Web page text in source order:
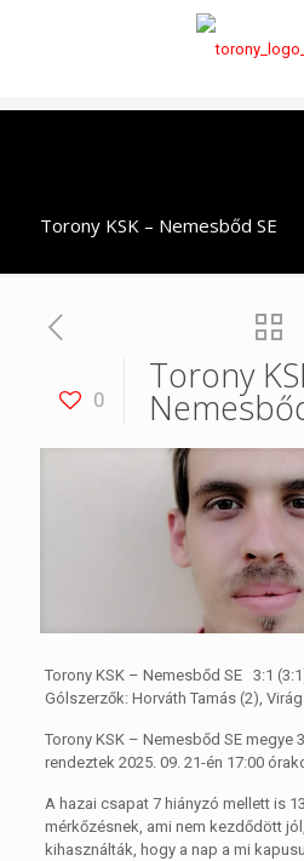
Torony KSK – Nemesbőd SE
0
Torony
Torony KSK – Nemesbőd SE 3:1
Gólszerzők: Horváth Tamás (2),
Torony KSK – Nemesbőd SE megye
rendeztek 2025. 09. 21-én 17:00
A hazai csapat 7 hiányzó mellett is
mérkőzésnek, ami nem kezdődött
kihasználták, hogy a nap a mi